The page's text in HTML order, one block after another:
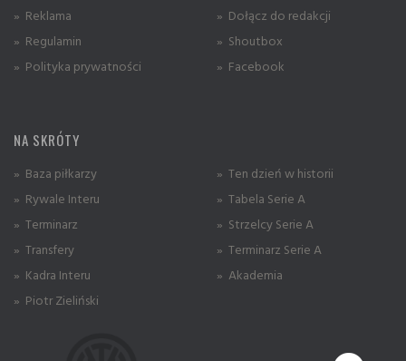
» Reklama
» Regulamin
» Polityka prywatności
» Dołącz do redakcji
» Shoutbox
» Facebook
NA SKRÓTY
» Baza piłkarzy
» Rywale Interu
» Terminarz
» Transfery
» Kadra Interu
» Piotr Zieliński
» Ten dzień w historii
» Tabela Serie A
» Strzelcy Serie A
» Terminarz Serie A
» Akademia